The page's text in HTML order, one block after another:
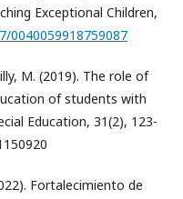
Exceptional Children,
0040059918759087
M. (2019). The role of
of students with
Education, 31(2), 123-
Fortalecimiento de